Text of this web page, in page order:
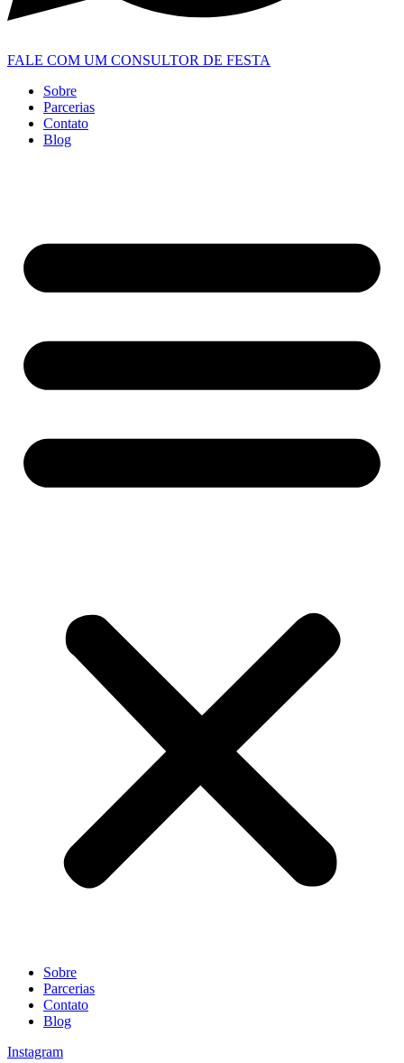
FALE COM UM CONSULTOR DE FESTA
Sobre
Parcerias
Contato
Blog
Sobre
Parcerias
Contato
Blog
Instagram